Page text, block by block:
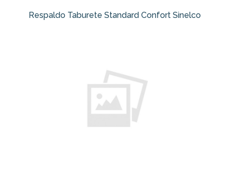
Respaldo Taburete Standard Confort Sinelco